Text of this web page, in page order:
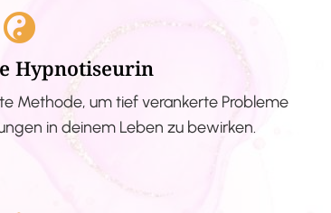
Hypnotiseurin
Methode, um tief verankerte Probleme
in deinem Leben zu bewirken.